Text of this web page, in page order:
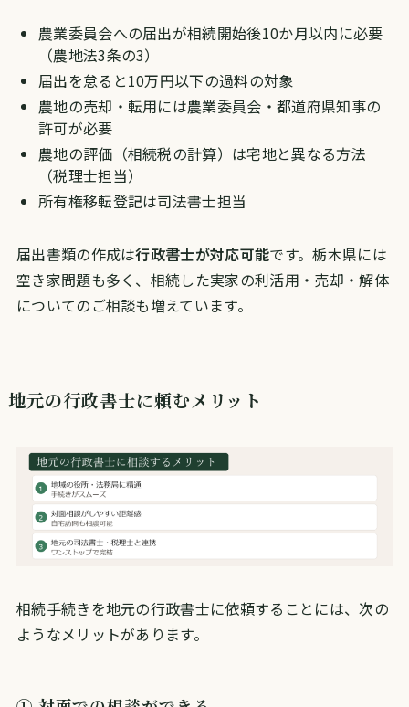
農業委員会への届出が相続開始後10か月以内に必要
（農地法3条の3）
届出を怠ると10万円以下の過料の対象
農地の売却・転用には農業委員会・都道府県知事の
許可が必要
農地の評価（相続税の計算）は宅地と異なる方法
（税理士担当）
所有権移転登記は司法書士担当
届出書類の作成は行政書士が対応可能です。栃木県には
空き家問題も多く、相続した実家の利活用・売却・解体
についてのご相談も増えています。
地元の行政書士に頼むメリット
相続手続きを地元の行政書士に依頼することには、次の
ようなメリットがあります。